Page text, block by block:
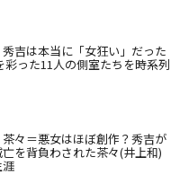
秀吉は本当に「女狂い」だった
彩った11人の側室たちを時系列
茶々＝悪女はほぼ創作？秀吉が
を背負わされた茶々(井上和)
涯